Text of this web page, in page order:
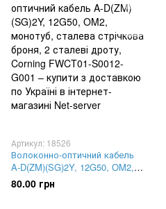
Артикул: 18526
Волоконно-оптичний кабель
A-D(ZM)(SG)2Y, 12G50, OM2,
монотуб, сталева стрічкова
броня, 2 сталеві дроту,
80.00 грн